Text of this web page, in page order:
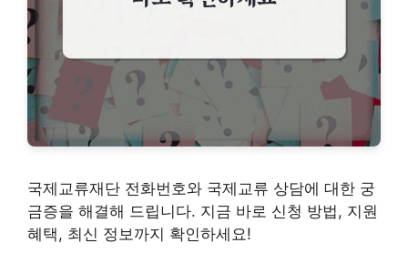
국제교류재단 전화번호와 국제교류 상담에 대한 궁
금증을 해결해 드립니다. 지금 바로 신청 방법, 지원
혜택, 최신 정보까지 확인하세요!